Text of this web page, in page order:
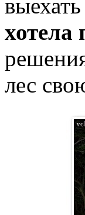
хотела
лес